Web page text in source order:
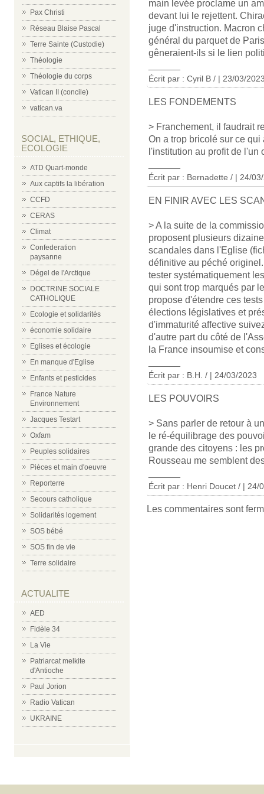
Pax Christi
Réseau Blaise Pascal
Terre Sainte (Custodie)
Théologie
Théologie du corps
Vatican II (concile)
vatican.va
SOCIAL, ETHIQUE,
ECOLOGIE
ATD Quart-monde
Aux captifs la libération
CCFD
CERAS
Climat
Confederation
paysanne
Dégel de l'Arctique
DOCTRINE SOCIALE
CATHOLIQUE
Ecologie et solidarités
économie solidaire
Eglises et écologie
En manque d'Eglise
Enfants et pesticides
France Nature
Environnement
Jacques Testart
Oxfam
Peuples solidaires
Pièces et main d'oeuvre
Reporterre
Secours catholique
Solidarités logement
SOS bébé
SOS fin de vie
Terre solidaire
ACTUALITE
AED
Fidèle 34
La Vie
Patriarcat melkite
d'Antioche
Paul Jorion
Radio Vatican
UKRAINE
main levée proclame un
devant lui le rejettent.
juge d'instruction. Macron
général du parquet de
gêneraient-ils si le lien
Écrit par : Cyril B / | 23/03/
LES FONDEMENTS
> Franchement, il faudrait
On a trop bricolé sur ce
l'institution au profit de l'un
Écrit par : Bernadette / | 24/
EN FINIR AVEC LES
> A la suite de la
proposent plusieurs
scandales dans l'Eglise
définitive au péché
tester systématiquement
qui sont trop marqués par
propose d'étendre ces
élections législatives et
d'immaturité affective
d'autre part du côté de
la France insoumise et
Écrit par : B.H. / | 24/03/2023
LES POUVOIRS
> Sans parler de retour à
le ré-équilibrage des
grande des citoyens : les
Rousseau me semblent
Écrit par : Henri Doucet / | 24/
Les commentaires sont